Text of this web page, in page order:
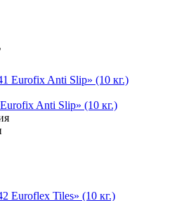
Anti Slip» (10 кг.)